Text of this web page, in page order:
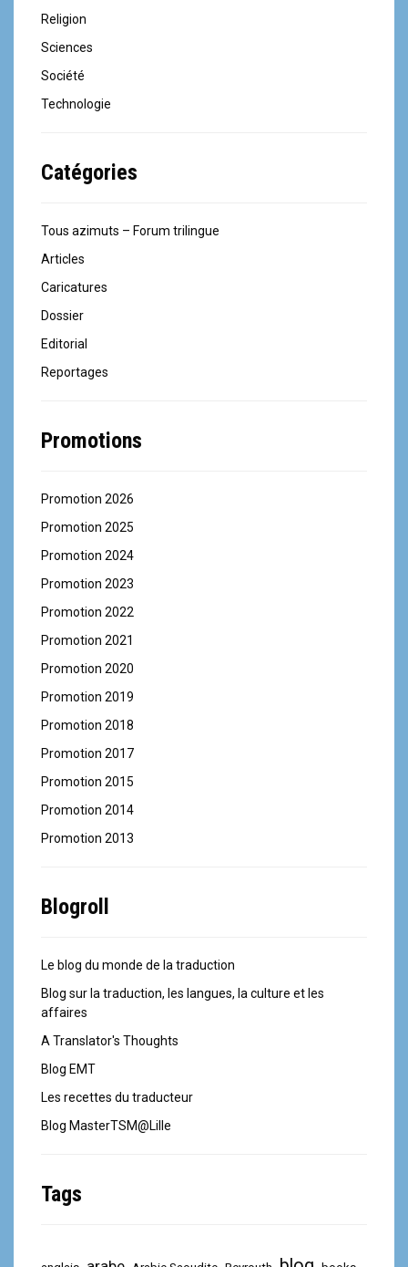
Religion
Sciences
Société
Technologie
Catégories
Tous azimuts – Forum trilingue
Articles
Caricatures
Dossier
Editorial
Reportages
Promotions
Promotion 2026
Promotion 2025
Promotion 2024
Promotion 2023
Promotion 2022
Promotion 2021
Promotion 2020
Promotion 2019
Promotion 2018
Promotion 2017
Promotion 2015
Promotion 2014
Promotion 2013
Blogroll
Le blog du monde de la traduction
Blog sur la traduction, les langues, la culture et les
affaires
A Translator's Thoughts
Blog EMT
Les recettes du traducteur
Blog MasterTSM@Lille
Tags